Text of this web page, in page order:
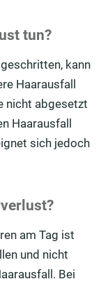
tun?
kann
Haarausfall
nicht abgesetzt
Haarausfall
sich jedoch
am Tag ist
und nicht
Bei